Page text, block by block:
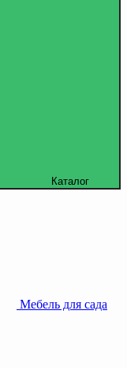
Каталог
Мебель для сада